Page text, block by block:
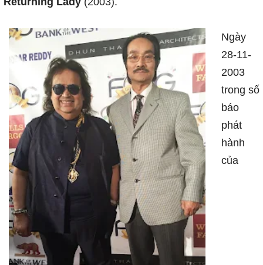
Ngày
28-11-
2003
trong số
báo
phát
hành
của